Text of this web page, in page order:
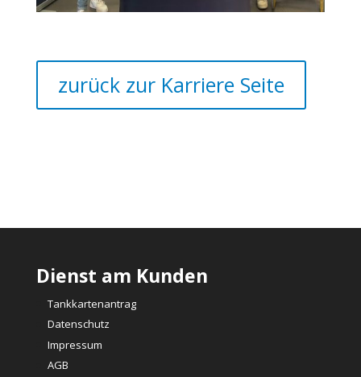
zurück zur Karriere Seite
Dienst am Kunden
Tankkartenantrag
Datenschutz
Impressum
AGB